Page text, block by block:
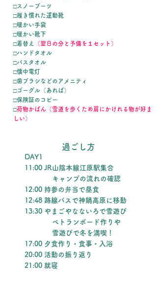
□スノーブーツ
□履き慣れた運動靴
□暖かい手袋
□暖かい靴下
□着替え
（翌日の分と予備を１セット）
​□ハンドタオル
□バスタオル​
□懐中電灯
□歯ブラシなどのアメニティ
□ゴーグル（あれば）
□保険証のコピー
​□荷物かばん（雪道を歩くため肩にかけれる物が好ま
しい）
過ごし方
DAY1
11:00 JR山陰本線江原駅集合
キャンプの流れの確認
12:00 持参の弁当で昼食
12:48 路線バスで神鍋高原に移動
13:30 やまごやなないろで雪遊び
ペトランボード作りや
雪遊びで冬を満喫！
17:00 夕食作り・食事・入浴
20:00 活動の振り返り
21:00 就寝